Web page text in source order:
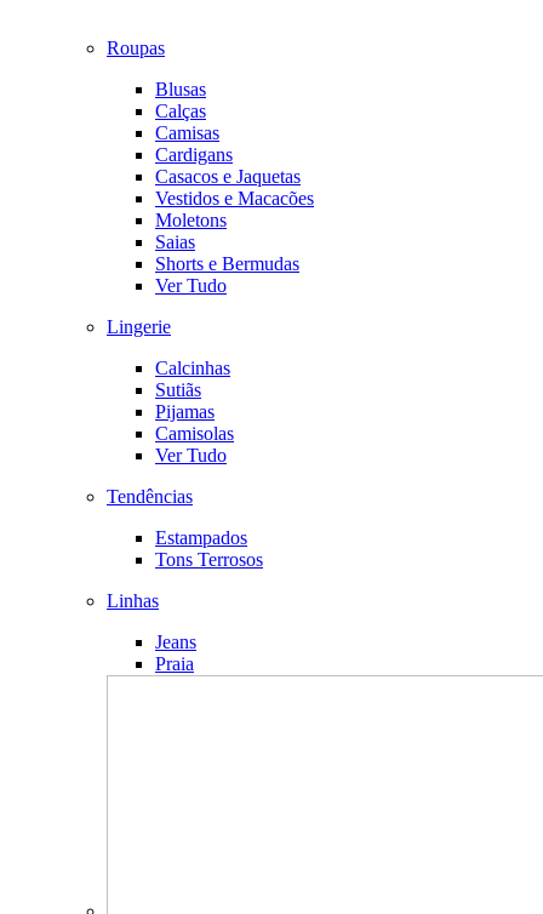
Roupas
Blusas
Calças
Camisas
Cardigans
Casacos e Jaquetas
Vestidos e Macacões
Moletons
Saias
Shorts e Bermudas
Ver Tudo
Lingerie
Calcinhas
Sutiãs
Pijamas
Camisolas
Ver Tudo
Tendências
Estampados
Tons Terrosos
Linhas
Jeans
Praia